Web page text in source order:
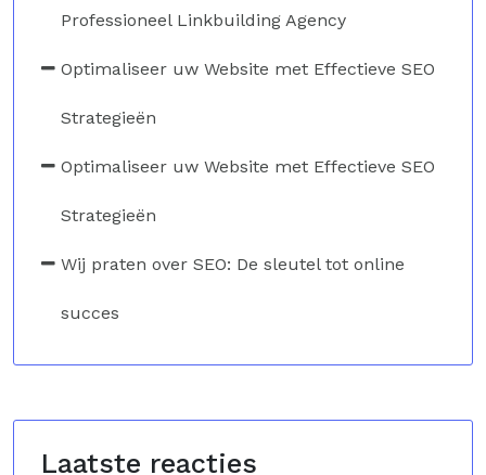
Professioneel Linkbuilding Agency
Optimaliseer uw Website met Effectieve SEO
Strategieën
Optimaliseer uw Website met Effectieve SEO
Strategieën
Wij praten over SEO: De sleutel tot online
succes
Laatste reacties